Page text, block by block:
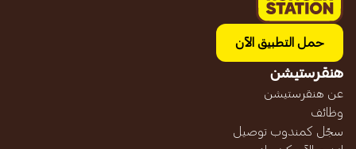
حمل التطبيق الآن
هنقرستيشن
عن هنقرستيشن
وظائف
سجّل كمندوب توصيل